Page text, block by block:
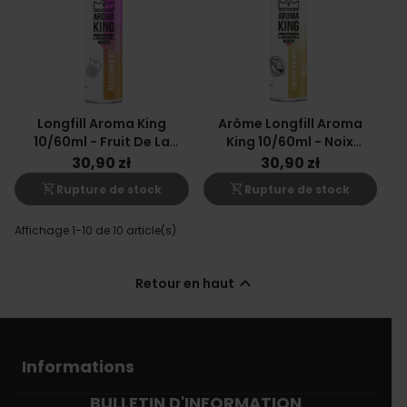
Longfill Aroma King
10/60ml - Fruit De La
Passion
30,90 zł
shopping_cart_off Rupture de stock
Arôme Longfill Aroma
King 10/60ml - Noix
Crémeuse
30,90 zł
shopping_cart_off Rupture de stock
Affichage 1-10 de 10 article(s)
Retour en haut 
Informations